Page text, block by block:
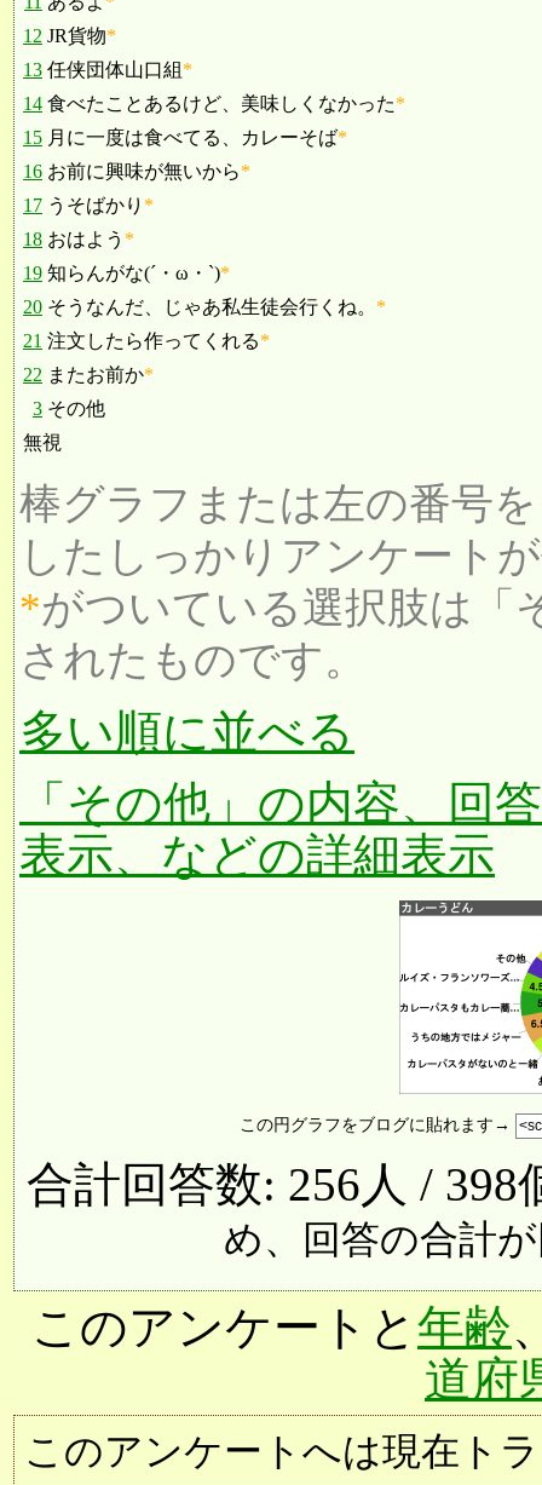
12 JR貨物*
13 任侠団体山口組*
14 食べたことあるけど、美味しくなかった*
15 月に一度は食べてる、カレーそば*
16 お前に興味が無いから*
17 うそばかり *
18 おはよう *
19 知らんがな(´・ω・`)*
20 そうなんだ、じゃあ私生徒会行くね。 *
21 注文したら作ってくれる*
22 またお前か*
3 その他
無視
棒グラフまたは左の番号
したしっかりアンケート
*がついている選択肢は「
されたものです。
多い順に並べる
「その他」の内容、回
表示、などの詳細表示
この円グラフをブログに貼れます→
合計回答数: 256人 / 398
め、回答の合計
このアンケートと 年齢
道府
このアンケートへは現在ト